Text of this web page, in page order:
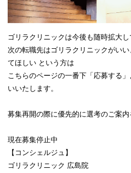
ゴリラクリニックは今後も随時拡大し
次の転職先はゴリラクリニックがい
てほしい という方は
こちらのページの一番下「応募する
いいたします。
募集再開の際に優先的に選考のご案内
現在募集停止中
【コンシェルジュ】
ゴリラクリニック 広島院